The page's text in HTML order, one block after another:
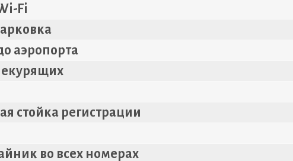
Fi
аэропорта
стойка регистрации
во всех номерах